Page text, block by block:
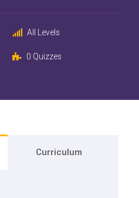
All Levels
0 Quizzes
Curriculum